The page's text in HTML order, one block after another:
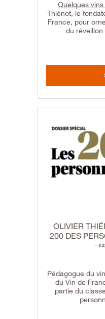
Quelques
Thiénot, le
France, pour
du réveillon
OLIVIER
200 DES
Pédagogue du
du Vin de
partie du